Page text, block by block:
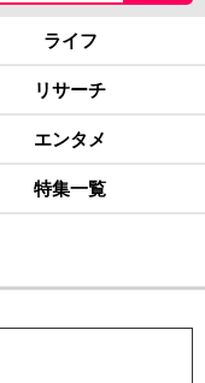
ライフ
リサーチ
エンタメ
特集一覧